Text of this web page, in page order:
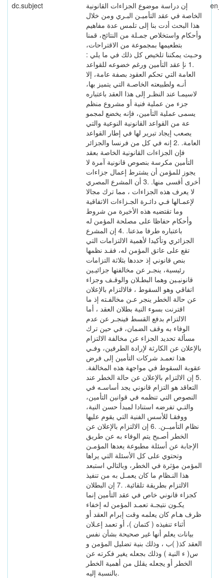
dc.subject
إن دراسة موضوع الجزاءات القانونية
الخاصة في عقد التأميـن البـري ومن خلال
هذا البحث أدت بنا إلى تلمس عدة مفاهيم
وأحكام واستخلاص جمـلة من النتائج، قمنا
بتطعيمها بمجموعة من الاقتراحات،
وحـيث يمكننا تلخيص كل ذلك في ما يلي :
.1 نإ عقد التأمين ورغم خضوعه للقواعد
العامة التي تحكم العقود بصفة عامة، إلا
أنـه ولطبيعته الخاصـة التي يتميز بها،
لاسيمـا عند النظـر إلى هذا العقد باعتباره
جزء من عملية فنية أو مشروع منظم
يسمى عملية التأمين، فإنه يخضع لمجمو
عة من القواعد القانونية النوعية والتي
يصعب إيجاد تبرير لها في إطار القواعد
العامة. .2 إنه في كل من فرنسا والجزائر
فإن الجزاءات القانونية الخاصة بعقد
التأمين مكرسة بنصوص قانونية آمرة لا
يجوز للمؤمن أن يشترط إعمال جزاءات
أخرى أقسى منها. .3 أن المشرع المصري
لا يعرف هذه الجزاءات ، مما ترك مجالا
لإعمـالها فـي دائـرة الجـزاءات الاتفاقية
وما تقتضيه هذه الأخيرة من شروط
وأحكام حفاظا على مصلحة المؤمن له
باعتباره طرفا مذعنا. .4 إن المشرع
الجزائري وتأكيدا لأهمية الالتزامات التي
تقع على عاتق المؤمن له، فقـد نظمها
بنص قانوني إذ حددها بثلاثة التزامات
رئيسية، ينجـر عن مخالفتها جزائيـين
قانونيـين وهما البطـلان والوقـف وجزاء
اتفاقي وهو السقوط ، فالالتزام بالإعلان
عن حالة الخطر ينجر عـن مخالفـته إذ ما
اقترنت بسوء النية بطلان العقد ، أما
الالتزام بدفع القسط فينجـر عن عدم
الوفاء به وقف الضمان، في حين ترك
مسألة تحديد الجزاء عن مخالفة الالتزام
بالإعلان عن الكارثة لإرادة الطرفين، وفـي
هذا تعمـد شركات التأمين إلى فرض
عقوبة السقوط في مواجهة هذه المخالفة.
.5 إن الالتزام بالإعلان عن حالة الخطر عند
التعاقد هو التزام قانوني يجد أساسـه في
النصوص التي تنظمه في قوانين التأمين،
والتـي تفرضه استنادا لمبدأ حسن النية،
ووفقـا للأسس الفنية التي يقوم عليها
نظام التأميــن. .6 إن الالتزام بالإعلان عن
الخطر أصـبح يتم الوفاء به عن طريق
الإجابة عن أسئلة مطبوعة يعدها المؤمـن
وتحتوي على كل الأسئلة التي يراها
المؤمن مؤثرة في الخطر، وبالتالي استبعد
هذا النـظام ما كان يعمـل به من تنفيذ
الالتزام بطريقة تلقائية. .7 إن البطلان
كجزاء قانوني خاص في عقد التأمين إنما
يكـون نتيجـة تعمـد المؤمن له إخفاء
ظرف هـام كان يعلمه وقت إبرام العقد أو
أثناء تنفيذه ( كتمان )، أو تعمد إعـلان
بيانات يعلم أنها غير صحيحة بشأن نفس
العقد كذ( )ب ، وذلك بنية تضليل المؤمن و
س( ء النية ) وذلك بجعله يغير فكرته عن
الخطر أو يجعله يقلل من أهمية الخطر
بالنسبة إليه.